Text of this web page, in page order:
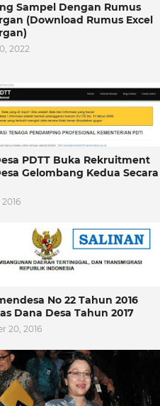
Sampel Dengan Rumus
(Download Rumus Excel
2022
PDTT Buka Rekruitment
Gelombang Kedua Secara
No 22 Tahun 2016
Dana Desa Tahun 2017
20, 2016